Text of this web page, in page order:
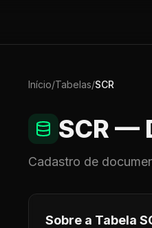
Início/Tabelas/SCR
SCR —
Cadastro de
Sobre a Tabela